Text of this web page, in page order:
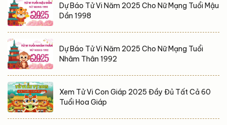
khám phá chi tiết về vận mệnh của nữ...
Dự Báo Tử Vi Năm 2025 Cho Nữ Mạng Tuổi Mậu
Dần 1998
Dự Báo Tử Vi Năm 2025 Cho Nữ Mạng Tuổi
Nhâm Thân 1992
Xem Tử Vi Con Giáp 2025 Đầy Đủ Tất Cả 60
Tuổi Hoa Giáp